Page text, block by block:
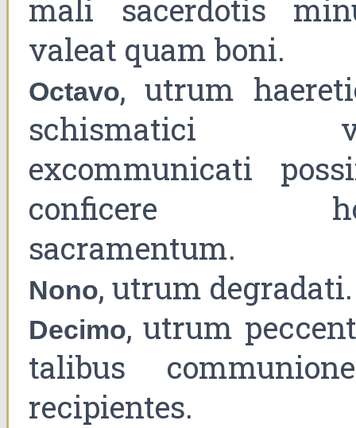
mali sacerdotis
valeat quam boni.
Octavo, utrum
schismatici
excommunicati
conficere
sacramentum.
Nono, utrum degradati.
Decimo, utrum
talibus
recipientes.